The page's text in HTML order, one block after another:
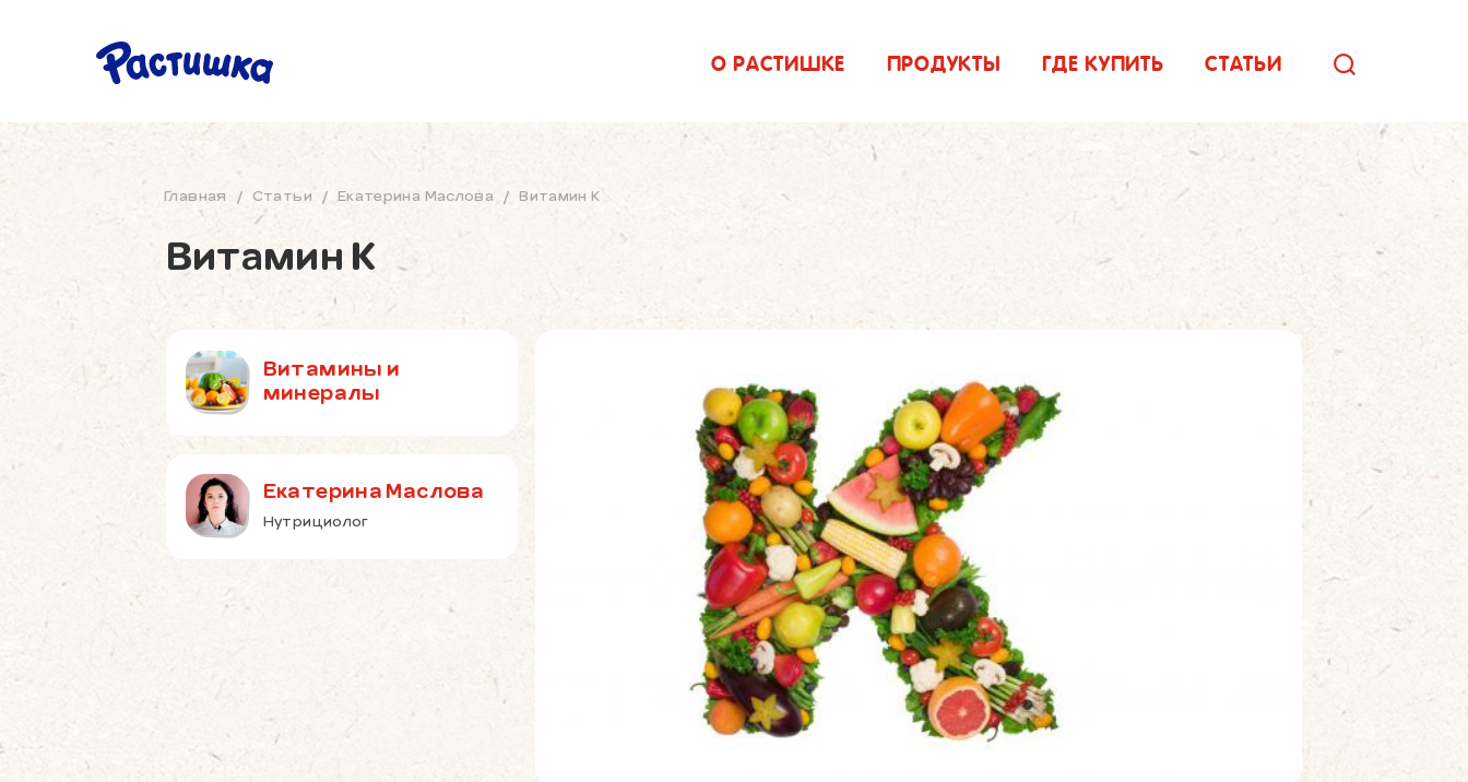
О РАСТИШКЕ ПРОДУКТЫ ГДЕ КУПИТЬ СТАТЬИ
Главная / Статьи / Екатерина Маслова / Витамин K
Витамин K
Витамины и
минералы
Екатерина Маслова
Нутрициолог